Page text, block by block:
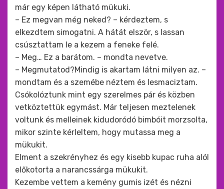
már egy képen látható mükuki.
– Ez megvan még neked? – kérdeztem, s
elkezdtem simogatni. A hátát elször, s lassan
csúsztattam le a kezem a feneke felé.
– Meg… Ez a barátom. – mondta nevetve.
– Megmutatod?Mindig is akartam látni milyen az. –
mondtam és a szemébe néztem és lesmaciztam.
Csókolóztunk mint egy szerelmes pár és közben
vetköztettük egymást. Már teljesen meztelenek
voltunk és melleinek kidudoródó bimbóit morzsolta,
mikor szinte kérleltem, hogy mutassa meg a
mükukit.
Elment a szekrényhez és egy kisebb kupac ruha alól
előkotorta a narancssárga mükukit.
Kezembe vettem a kemény gumis izét és nézni